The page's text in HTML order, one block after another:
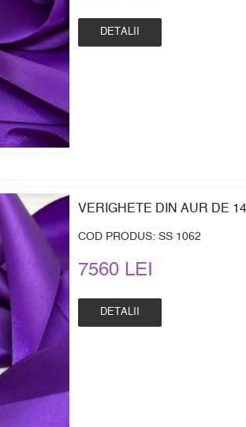
DETALII
VERIGHETE DIN AUR DE
COD PRODUS: SS 1062
7560 LEI
DETALII